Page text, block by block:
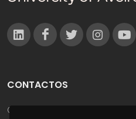
CONTACTOS
Campus Universitário de Santiago